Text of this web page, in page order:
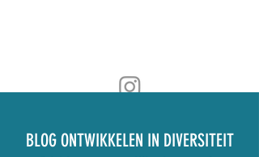
BLOG ONTWIKKELEN IN DIVERSITEIT